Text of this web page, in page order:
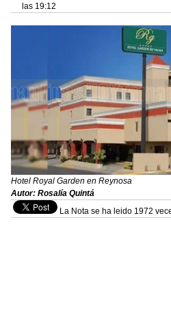
las 19:12
Hotel Royal Garden en Reynosa
Autor: Rosalía Quintá
La Nota se ha leido 1972